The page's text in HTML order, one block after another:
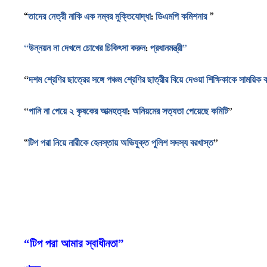
“তাদের নেত্রীনাকিএক নম্বর মুক্তিযোদ্ধা:ডিএমপি কমিশনার”
“উন্নয়ন না দেখলে চোখের চিকিৎসা করুন:প্রধানমন্ত্রী”
“দশমশ্রেণির ছাত্রের সঙ্গে পঞ্চম শ্রেণির ছাত্রীর বিয়ে দেওয়া শিক্ষিকাকে সাময়িক
“পানি না পেয়ে ২ কৃষকের আত্মহত্যা:অনিয়মের সত্যতা পেয়েছে কমিটি”
“টিপ পরা নিয়ে নারীকে হেনস্তায় অভিযুক্ত পুলিশ সদস্য বরখাস্ত”
“টিপ পরা আমার স্বাধীনতা”